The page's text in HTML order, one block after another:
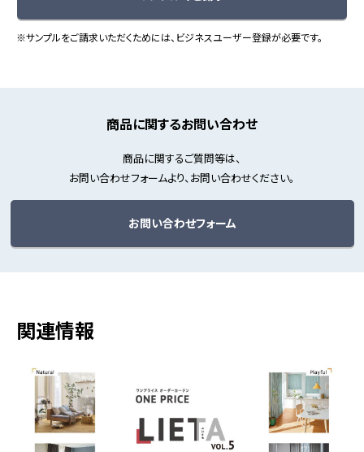
※サンプルをご請求いただくためには、ビジネスユーザー登録が必要です。
商品に関するお問い合わせ
商品に関するご質問等は、
お問い合わせフォームより、お問い合わせください。
お問い合わせフォーム
関連情報